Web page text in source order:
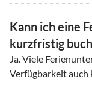
Kann ich eine
kurzfristig
Ja. Viele
Verfügbarkeit auch